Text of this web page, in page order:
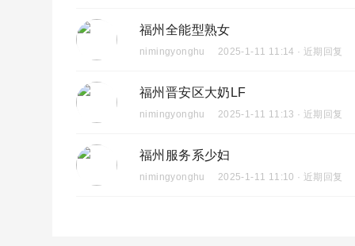
福州全能型熟女
nimingyonghu 2025-1-11 11:14 · 近期回复
福州晋安区大奶LF
nimingyonghu 2025-1-11 11:13 · 近期回复
福州服务系少妇
nimingyonghu 2025-1-11 11:10 · 近期回复